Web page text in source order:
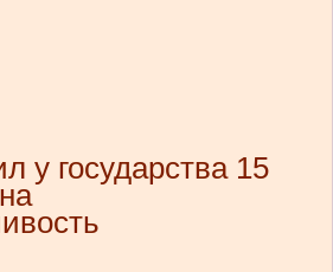
у государства 15